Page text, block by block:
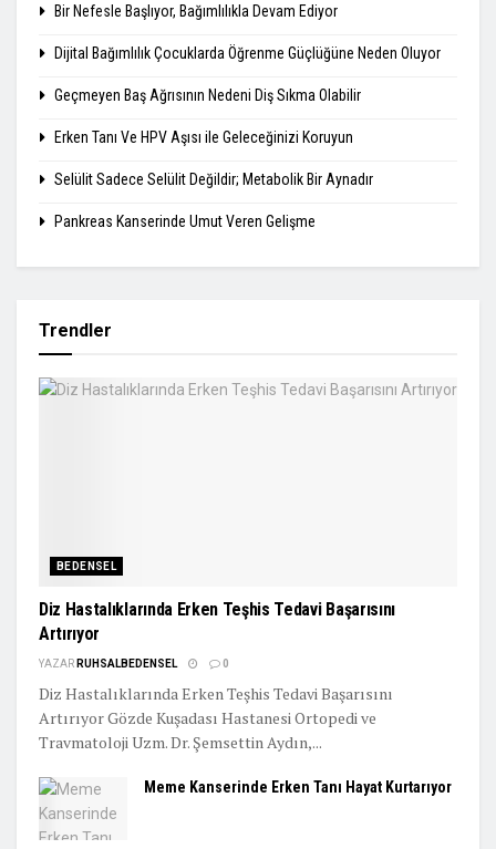
Bir Nefesle Başlıyor, Bağımlılıkla Devam Ediyor
Dijital Bağımlılık Çocuklarda Öğrenme Güçlüğüne Neden Oluyor
Geçmeyen Baş Ağrısının Nedeni Diş Sıkma Olabilir
Erken Tanı Ve HPV Aşısı ile Geleceğinizi Koruyun
Selülit Sadece Selülit Değildir; Metabolik Bir Aynadır
Pankreas Kanserinde Umut Veren Gelişme
Trendler
BEDENSEL
Diz Hastalıklarında Erken Teşhis Tedavi Başarısını
Artırıyor
YAZAR RUHSALBEDENSEL 0
Diz Hastalıklarında Erken Teşhis Tedavi Başarısını
Artırıyor Gözde Kuşadası Hastanesi Ortopedi ve
Travmatoloji Uzm. Dr. Şemsettin Aydın,...
Meme Kanserinde Erken Tanı Hayat Kurtarıyor